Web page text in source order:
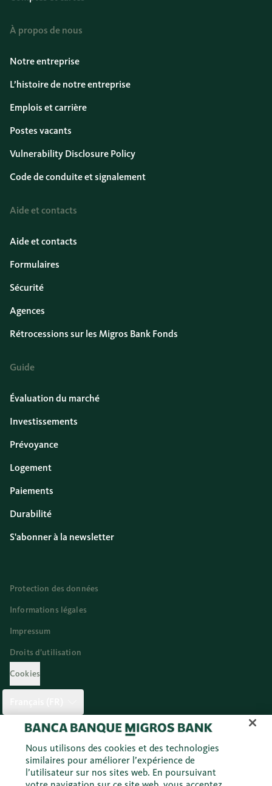
À propos de nous
Notre entreprise
L’histoire de notre entreprise
Emplois et carrière
Postes vacants
Vulnerability Disclosure Policy
Code de conduite et signalement
Aide et contacts
Aide et contacts
Formulaires
Sécurité
Agences
Rétrocessions sur les Migros Bank Fonds
Guide
Évaluation du marché
Investissements
Prévoyance
Logement
Paiements
Durabilité
S'abonner à la newsletter
Protection des données
Informations légales
Impressum
Droits d’utilisation
Cookies
Facebook Instagram Youtube
Nous utilisons des cookies et des technologies
similaires pour améliorer l’expérience de
l’utilisateur sur nos sites web. En poursuivant